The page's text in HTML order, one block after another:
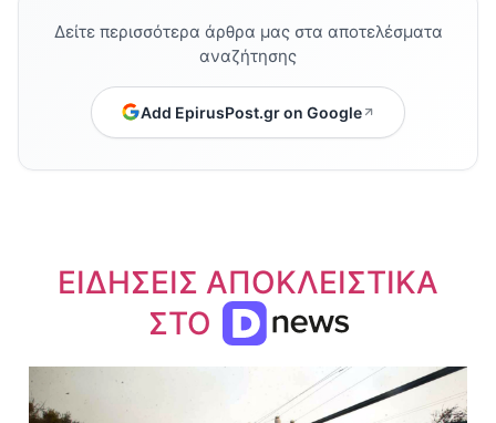
Δείτε περισσότερα άρθρα μας στα αποτελέσματα
αναζήτησης
Add EpirusPost.gr on Google
ΕΙΔΗΣΕΙΣ ΑΠΟΚΛΕΙΣΤΙΚΑ
ΣΤΟ